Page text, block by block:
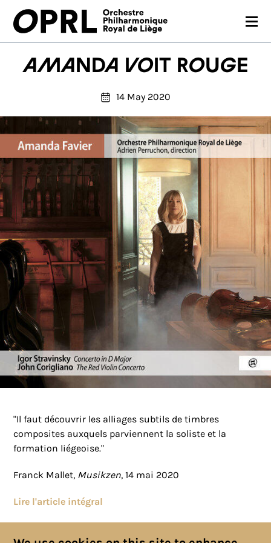
CONCERTS
PRACTICAL
MEDIA
Amanda voit rouge
14 May 2020
"Il faut découvrir les alliages subtils de timbres
composites auxquels parviennent la soliste et la
formation liégeoise."
Franck Mallet, Musikzen, 14 mai 2020
Lire l'article intégral